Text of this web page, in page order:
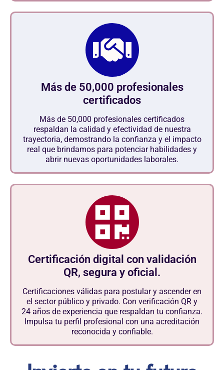
Más de 50,000 profesionales
certificados
Más de 50,000 profesionales certificados
respaldan la calidad y efectividad de nuestra
trayectoria, demostrando la confianza y el impacto
real que brindamos para potenciar habilidades y
abrir nuevas oportunidades laborales.
Certificación digital con validación
QR, segura y oficial.
Certificaciones válidas para postular y ascender en
el sector público y privado. Con verificación QR y
24 años de experiencia que respaldan tu confianza.
Impulsa tu perfil profesional con una acreditación
reconocida y confiable.